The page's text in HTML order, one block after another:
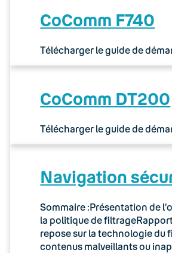
CoComm F740
Télécharger le guide de
CoComm DT200
Télécharger le guide de
Navigation
Sommaire :Présentation de
la politique de
repose sur la technologie du
contenus malveillants ou